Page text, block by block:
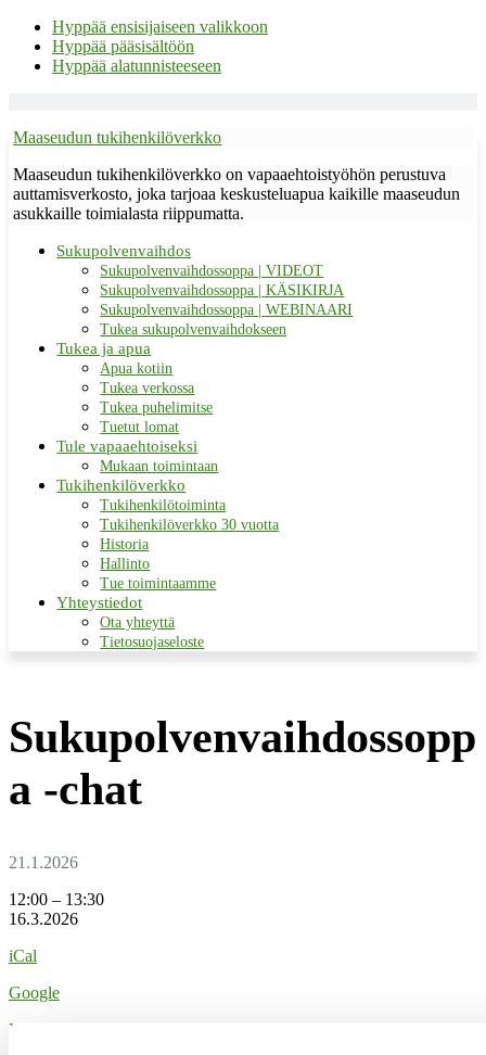
Hyppää ensisijaiseen valikkoon
Hyppää pääsisältöön
Hyppää alatunnisteeseen
Maaseudun tukihenkilöverkko
Maaseudun tukihenkilöverkko on vapaaehtoistyöhön perustuva
auttamisverkosto, joka tarjoaa keskusteluapua kaikille maaseudun
asukkaille toimialasta riippumatta.
Sukupolvenvaihdos
Sukupolvenvaihdossoppa | VIDEOT
Sukupolvenvaihdossoppa | KÄSIKIRJA
Sukupolvenvaihdossoppa | WEBINAARI
Tukea sukupolvenvaihdokseen
Tukea ja apua
Apua kotiin
Tukea verkossa
Tukea puhelimitse
Tuetut lomat
Tule vapaaehtoiseksi
Mukaan toimintaan
Tukihenkilöverkko
Tukihenkilötoiminta
Tukihenkilöverkko 30 vuotta
Historia
Hallinto
Tue toimintaamme
Yhteystiedot
Ota yhteyttä
Tietosuojaseloste
Sukupolvenvaihdossopp
a -chat
Sukupolvenvaihdossoppa
-
12:00 – 13:30
16.3.2026
iCal
Google
Katso koko kalenteri